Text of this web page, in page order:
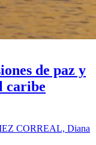
de paz y
caribe
CORREAL, Diana